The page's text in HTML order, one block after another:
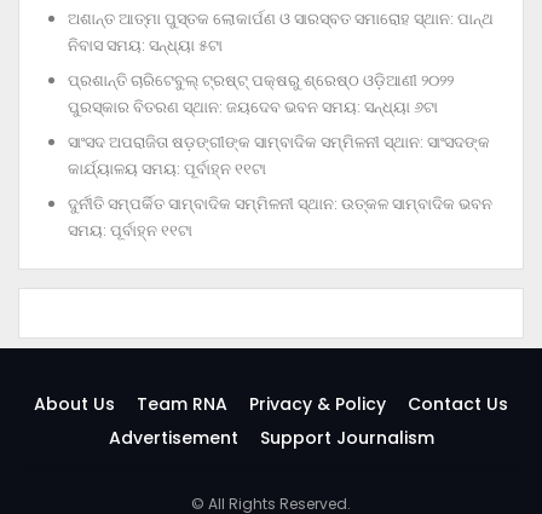
ଅଶାନ୍ତ ଆତ୍ମା ପୁସ୍ତକ ଲୋକାର୍ପଣ ଓ ସାରସ୍ବତ ସମାରୋହ ସ୍ଥାନ: ପାନ୍ଥ
ନିବାସ ସମୟ: ସନ୍ଧ୍ୟା ୫ଟା
ପ୍ରଶାନ୍ତି ଚାରିଟେବୁଲ୍‌ ଟ୍ରଷ୍ଟ୍‌ ପକ୍ଷରୁ ଶ୍ରେଷ୍ଠ ଓଡ଼ିଆଣୀ ୨୦୨୨
ପୁରସ୍କାର ବିତରଣ ସ୍ଥାନ: ଜୟଦେବ ଭବନ ସମୟ: ସନ୍ଧ୍ୟା ୬ଟା
ସାଂସଦ ଅପରାଜିତା ଷଡ଼ଙ୍ଗୀଙ୍କ ସାମ୍ବାଦିକ ସମ୍ମିଳନୀ ସ୍ଥାନ: ସାଂସଦଙ୍କ
କାର୍ଯ୍ୟାଳୟ ସମୟ: ପୂର୍ବାହ୍ନ ୧୧ଟା
ଦୁର୍ନୀତି ସମ୍ପର୍କିତ ସାମ୍ବାଦିକ ସମ୍ମିଳନୀ ସ୍ଥାନ: ଉତ୍କଳ ସାମ୍ବାଦିକ ଭବନ
ସମୟ: ପୂର୍ବାହ୍ନ ୧୧ଟା
About Us Team RNA Privacy & Policy
Contact Us
Advertisement
Support Journalism
© All Rights Reserved.